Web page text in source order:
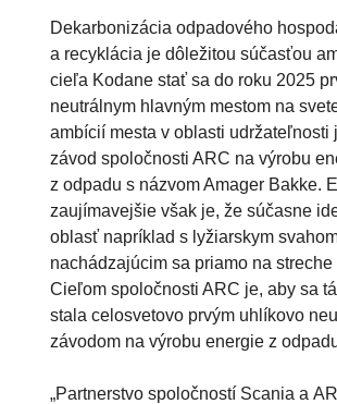
Dekarbonizácia odpadového
a recyklácia je dôležitou súčasťou
cieľa Kodane stať sa do roku 2025
neutrálnym hlavným mestom na
ambícií mesta v oblasti udržateľnosti
závod spoločnosti ARC na výrobu
z odpadu s názvom Amager Bakke.
zaujímavejšie však je, že súčasne
oblasť napríklad s lyžiarskym
nachádzajúcim sa priamo na streche
Cieľom spoločnosti ARC je, aby sa
stala celosvetovo prvým uhlíkovo
závodom na výrobu energie z
„Partnerstvo spoločností Scania a